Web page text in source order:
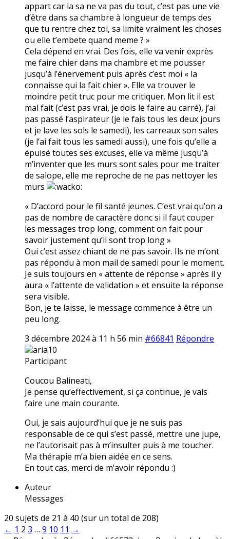
appart car la sa ne va pas du tout, c’est pas une vie
d’être dans sa chambre à longueur de temps des
que tu rentre chez toi, sa limite vraiment les choses
ou elle t’embete quand meme ? »
Cela dépend en vrai. Des fois, elle va venir exprès
me faire chier dans ma chambre et me pousser
jusqu’à l’énervement puis après c’est moi « la
connaisse qui la fait chier ». Elle va trouver le
moindre petit truc pour me critiquer. Mon lit il est
mal fait (c’est pas vrai, je dois le faire au carré), j’ai
pas passé l’aspirateur (je le fais tous les deux jours
et je lave les sols le samedi), les carreaux son sales
(je l’ai fait tous les samedi aussi), une fois qu’elle a
épuisé toutes ses excuses, elle va même jusqu’à
m’inventer que les murs sont sales pour me traiter
de salope, elle me reproche de ne pas nettoyer les
murs
« D’accord pour le fil santé jeunes. C’est vrai qu’on a
pas de nombre de caractère donc si il faut couper
les messages trop long, comment on fait pour
savoir justement qu’il sont trop long »
Oui c’est assez chiant de ne pas savoir. Ils ne m’ont
pas répondu à mon mail de samedi pour le moment.
Je suis toujours en « attente de réponse » après il y
aura « l’attente de validation » et ensuite la réponse
sera visible.
Bon, je te laisse, le message commence à être un
peu long.
3 décembre 2024 à 11 h 56 min #66841 Répondre
aria10
Participant
Coucou Balineati,
Je pense qu’effectivement, si ça continue, je vais
faire une main courante.
Oui, je sais aujourd’hui que je ne suis pas
responsable de ce qui s’est passé, mettre une jupe,
ne l’autorisait pas à m’insulter puis à me toucher.
Ma thérapie m’a bien aidée en ce sens.
En tout cas, merci de m’avoir répondu :)
Auteur
Messages
20 sujets de 21 à 40 (sur un total de 208)
← 1 2 3 … 9 10 11 →